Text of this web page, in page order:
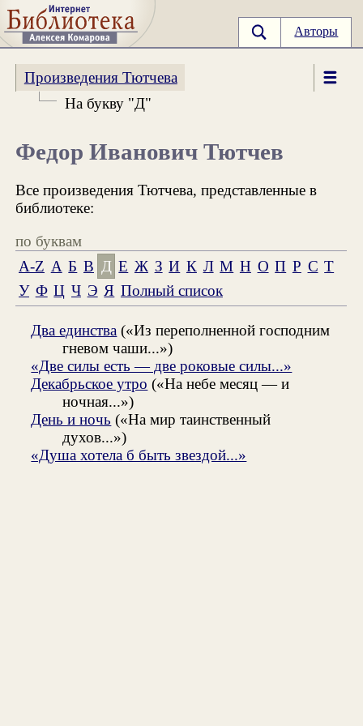
Авторы
Произведения Тютчева
На букву "Д"
Федор Иванович Тютчев
Все произведения Тютчева, представленные в
библиотеке:
по буквам
A-Z А Б В Д Е Ж З И К Л М Н О П Р С Т
У Ф Ц Ч Э Я Полный список
Два единства («Из переполненной господним
гневом чаши...»)
«Две силы есть — две роковые силы...»
Декабрьское утро («На небе месяц — и
ночная...»)
День и ночь («На мир таинственный
духов...»)
«Душа хотела б быть звездой...»